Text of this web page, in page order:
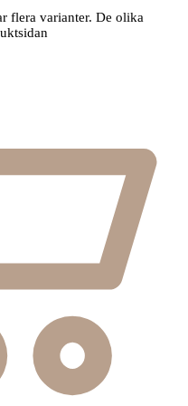
flera varianter. De olika